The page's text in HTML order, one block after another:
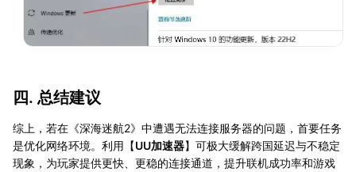
四. 总结建议
综上，若在《深海迷航2》中遭遇无法连接服务器的问题，首要任务
是优化网络环境。利用【UU加速器】可极大缓解跨国延迟与不稳定
现象，为玩家提供更快、更稳的连接通道，提升联机成功率和游戏